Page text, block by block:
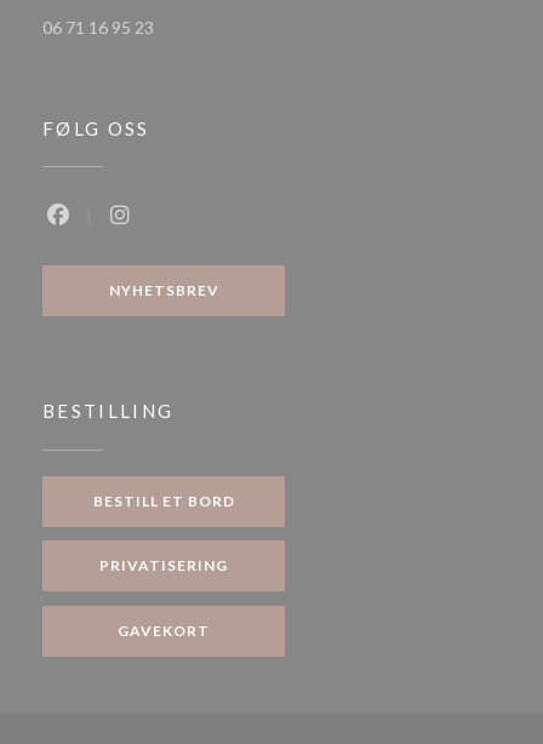
06 71 16 95 23
FØLG OSS
NYHETSBREV
BESTILLING
BESTILL ET BORD
PRIVATISERING
GAVEKORT